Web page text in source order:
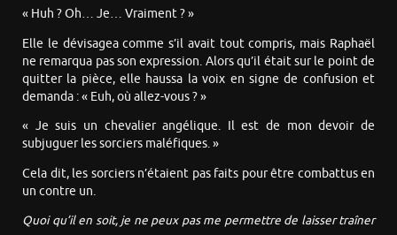
« Huh ? Oh… Je… Vraiment ? »
Elle le dévisagea comme s’il avait tout compris, mais Raphaël
ne remarqua pas son expression. Alors qu’il était sur le point de
quitter la pièce, elle haussa la voix en signe de confusion et
demanda : « Euh, où allez-vous ? »
« Je suis un chevalier angélique. Il est de mon devoir de
subjuguer les sorciers maléfiques. »
Cela dit, les sorciers n’étaient pas faits pour être combattus en
un contre un.
Quoi qu’il en soit, je ne peux pas me permettre de laisser traîner